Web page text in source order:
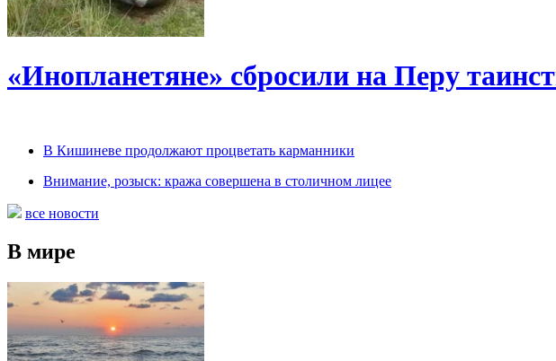
«Инопланетяне» сбросили на Перу
В Кишиневе продолжают процветать карманники
Внимание, розыск: кража совершена в столичном лицее
все новости
В мире